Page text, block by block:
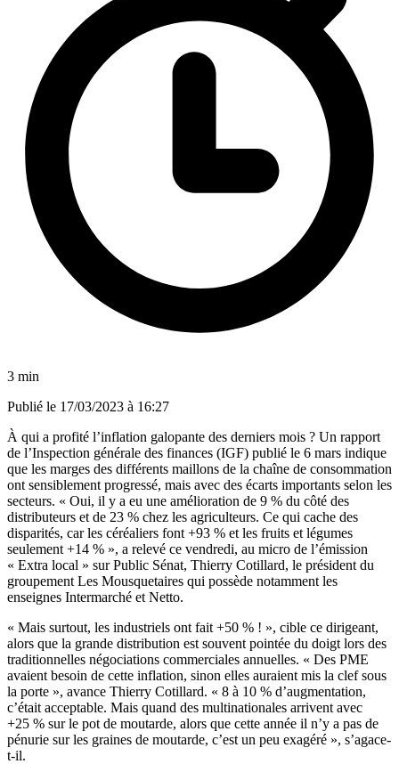
3 min
Publié le 17/03/2023 à 16:27
À qui a profité l’inflation galopante des derniers mois ? Un rapport
de l’Inspection générale des finances (IGF) publié le 6 mars indique
que les marges des différents maillons de la chaîne de consommation
ont sensiblement progressé, mais avec des écarts importants selon les
secteurs. « Oui, il y a eu une amélioration de 9 % du côté des
distributeurs et de 23 % chez les agriculteurs. Ce qui cache des
disparités, car les céréaliers font +93 % et les fruits et légumes
seulement +14 % », a relevé ce vendredi, au micro de l’émission
« Extra local » sur Public Sénat, Thierry Cotillard, le président du
groupement Les Mousquetaires qui possède notamment les
enseignes Intermarché et Netto.
« Mais surtout, les industriels ont fait +50 % ! », cible ce dirigeant,
alors que la grande distribution est souvent pointée du doigt lors des
traditionnelles négociations commerciales annuelles. « Des PME
avaient besoin de cette inflation, sinon elles auraient mis la clef sous
la porte », avance Thierry Cotillard. « 8 à 10 % d’augmentation,
c’était acceptable. Mais quand des multinationales arrivent avec
+25 % sur le pot de moutarde, alors que cette année il n’y a pas de
pénurie sur les graines de moutarde, c’est un peu exagéré », s’agace-
t-il.